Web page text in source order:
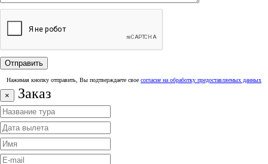
Нажимая кнопку отправить, Вы подтверждаете свое согласие на обработку предоставляемых данных
× Заказ